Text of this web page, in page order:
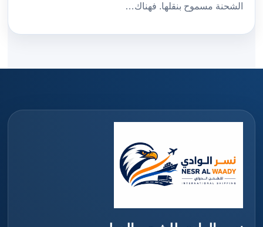
الشحنة مسموح بنقلها. فهناك…